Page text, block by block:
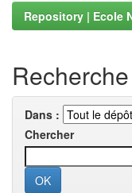
Repository | Ecole
Recherche
Dans :
Chercher